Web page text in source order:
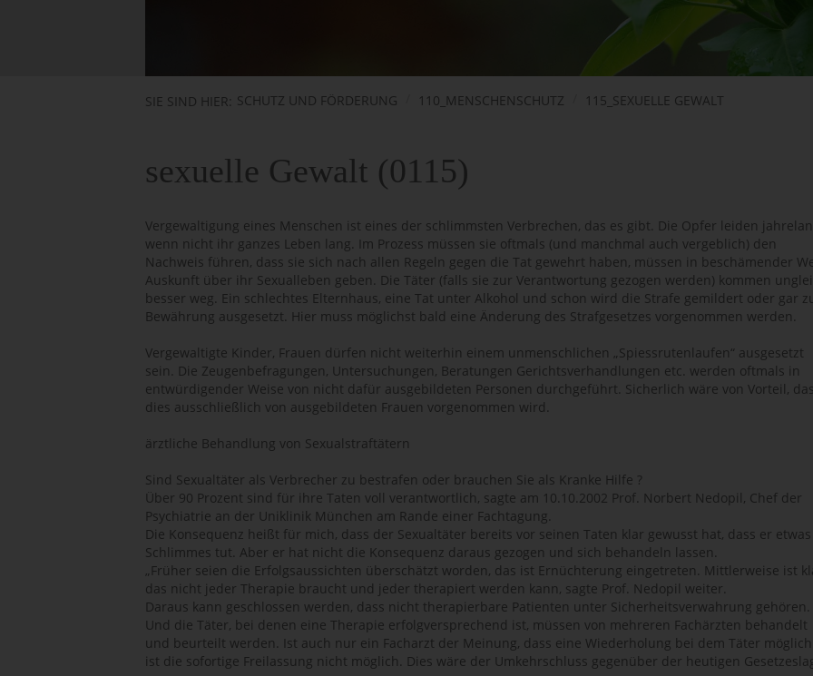
SIE SIND HIER: SCHUTZ UND FÖRDERUNG 110_MENSCHENSCHUTZ 115_SEXUELLE GEWALT
sexuelle Gewalt (0115)
Vergewaltigung eines Menschen ist eines der schlimmsten Verbrechen, das es gibt. Die Opfer leiden
wenn nicht ihr ganzes Leben lang. Im Prozess müssen sie oftmals (und manchmal auch vergeblich) den
Nachweis führen, dass sie sich nach allen Regeln gegen die Tat gewehrt haben, müssen in beschämender
Auskunft über ihr Sexualleben geben. Die Täter (falls sie zur Verantwortung gezogen werden) kommen
besser weg. Ein schlechtes Elternhaus, eine Tat unter Alkohol und schon wird die Strafe gemildert oder gar
Bewährung ausgesetzt. Hier muss möglichst bald eine Änderung des Strafgesetzes vorgenommen werden.
Vergewaltigte Kinder, Frauen dürfen nicht weiterhin einem unmenschlichen „Spiessrutenlaufen“ ausgesetzt
sein. Die Zeugenbefragungen, Untersuchungen, Beratungen Gerichtsverhandlungen etc. werden oftmals in
entwürdigender Weise von nicht dafür ausgebildeten Personen durchgeführt. Sicherlich wäre von Vorteil,
dies ausschließlich von ausgebildeten Frauen vorgenommen wird.
ärztliche Behandlung von Sexualstraftätern
Sind Sexualtäter als Verbrecher zu bestrafen oder brauchen Sie als Kranke Hilfe ?
Über 90 Prozent sind für ihre Taten voll verantwortlich, sagte am 10.10.2002 Prof. Norbert Nedopil, Chef der
Psychiatrie an der Uniklinik München am Rande einer Fachtagung.
Die Konsequenz heißt für mich, dass der Sexualtäter bereits vor seinen Taten klar gewusst hat, dass er etwas
Schlimmes tut. Aber er hat nicht die Konsequenz daraus gezogen und sich behandeln lassen.
„Früher seien die Erfolgsaussichten überschätzt worden, das ist Ernüchterung eingetreten. Mittlerweise ist
das nicht jeder Therapie braucht und jeder therapiert werden kann, sagte Prof. Nedopil weiter.
Daraus kann geschlossen werden, dass nicht therapierbare Patienten unter Sicherheitsverwahrung gehören.
Und die Täter, bei denen eine Therapie erfolgversprechend ist, müssen von mehreren Fachärzten behandelt
und beurteilt werden. Ist auch nur ein Facharzt der Meinung, dass eine Wiederholung bei dem Täter
ist die sofortige Freilassung nicht möglich. Dies wäre der Umkehrschluss gegenüber der heutigen